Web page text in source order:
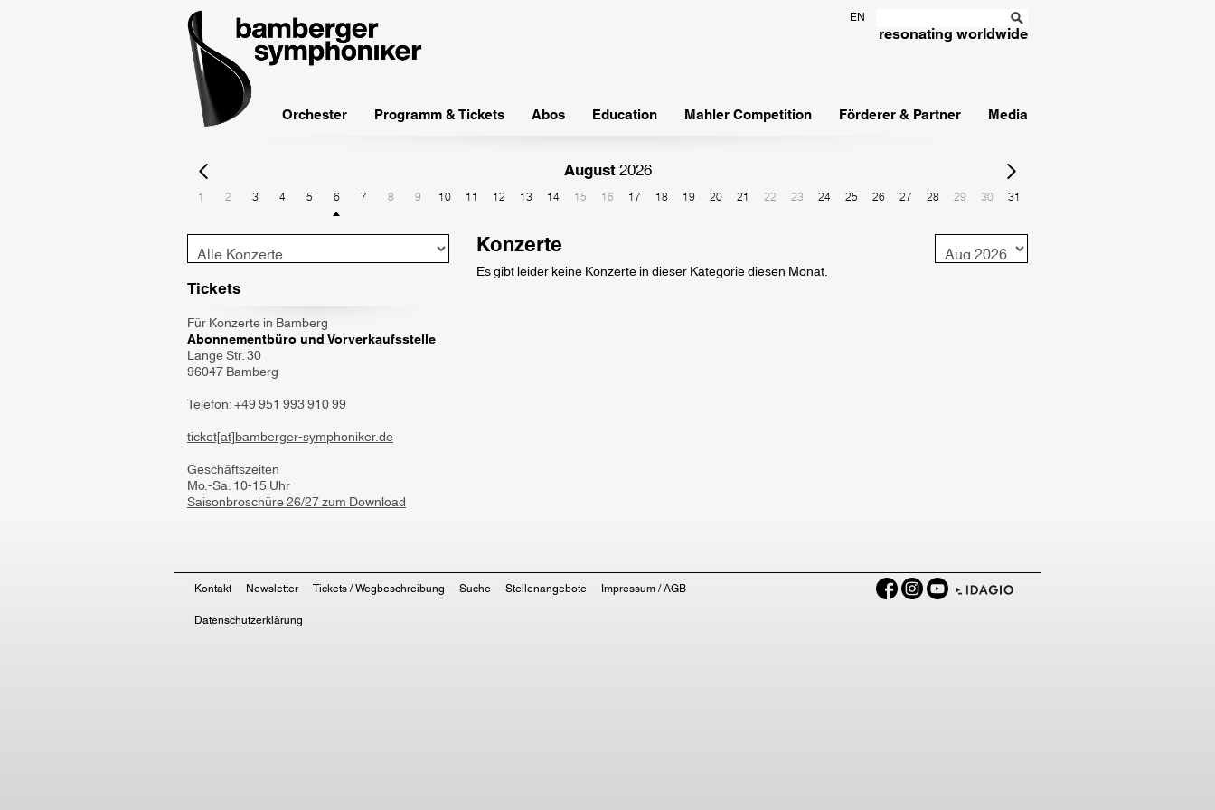
Orchester Programm & Tickets Abos Education Mahler Competition Förderer & Partner Media
bamberger
symphoniker
EN
resonating worldwide
August2026
1 2 3 4 5 6 7 8 9 10 11 12 13 14 15 16 17 18 19 20 21 22 23 24 25 26 27 28 29 30 31
Konzert-
Typ
Tickets
Für Konzerte in Bamberg
Abonnementbüro und Vorverkaufsstelle
Lange Str. 30
96047 Bamberg
Telefon: +49 951 993 910 99
ticket[at]bamberger-symphoniker.de
Geschäftszeiten
Mo.-Sa. 10-15 Uhr
Saisonbroschüre 26/27 zum Download
Monat
Konzerte
Es gibt leider keine Konzerte in dieser Kategorie diesen Monat.
Kontakt Newsletter Tickets / Wegbeschreibung Suche Stellenangebote
Impressum / AGB
Datenschutzerklärung
FacebookInstagramYouTube